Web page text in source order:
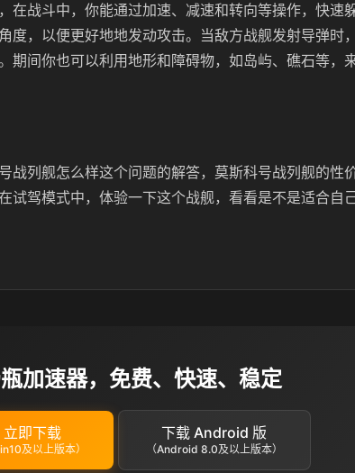
在战斗中，你能通过加速、减速和转向等操作，快速
度，以便更好地地发动攻击。当敌方战舰发射导弹时
期间你也可以利用地形和障碍物，如岛屿、礁石等，
战列舰怎么样这个问题的解答，莫斯科号战列舰的性
试驾模式中，体验一下这个战舰，看看是不是适合自
加速器，免费、快速、稳定
立即下载
及以上版本）
下载 Android 版
（Android 8.0及以上版本）